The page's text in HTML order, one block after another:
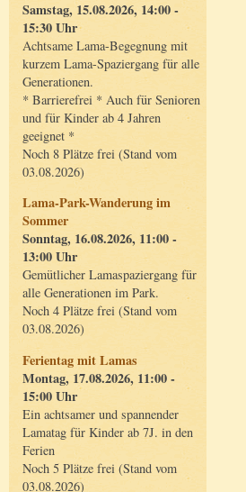
Samstag, 15.08.2026, 14:00 -
15:30 Uhr
Achtsame Lama-Begegnung mit
kurzem Lama-Spaziergang für alle
Generationen.
* Barrierefrei * Auch für Senioren
und für Kinder ab 4 Jahren
geeignet *
Noch 8 Plätze frei (Stand vom
03.08.2026)
Lama-Park-Wanderung im
Sommer
Sonntag, 16.08.2026, 11:00 -
13:00 Uhr
Gemütlicher Lamaspaziergang für
alle Generationen im Park.
Noch 4 Plätze frei (Stand vom
03.08.2026)
Ferientag mit Lamas
Montag, 17.08.2026, 11:00 -
15:00 Uhr
Ein achtsamer und spannender
Lamatag für Kinder ab 7J. in den
Ferien
Noch 5 Plätze frei (Stand vom
03.08.2026)